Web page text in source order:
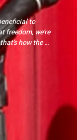
to
freedom, we're
how the
we moved into
of "This
music" and
All of our
their life
original